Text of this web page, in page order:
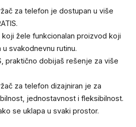
za telefon je dostupan u više
žele funkcionalan proizvod koji
svakodnevnu rutinu.
praktično dobijaš rešenje za više
za telefon dizajniran je za
jednostavnost i fleksibilnost.
se uklapa u svaki prostor.